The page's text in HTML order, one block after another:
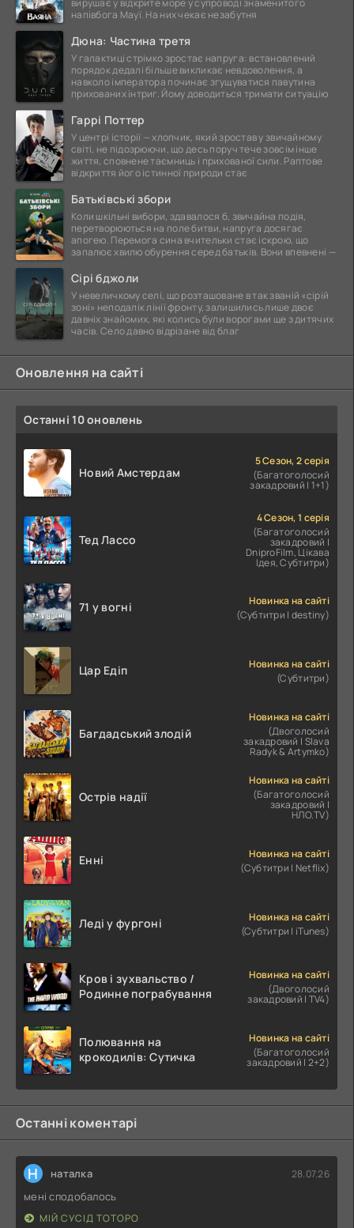
вирушає у відкрите море у супроводі знаменитого
напівбога Мауї. На них чекає незабутня
Дюна: Частина третя
У галактиці стрімко зростає напруга: встановлений
порядок дедалі більше викликає невдоволення, а
навколо імператора починає згущуватися павутина
прихованих інтриг. Йому доводиться тримати ситуацію
Гаррі Поттер
У центрі історії — хлопчик, який зростав у звичайному
світі, не підозрюючи, що десь поруч тече зовсім інше
життя, сповнене таємниць і прихованої сили. Раптове
відкриття його істинної природи стає
Батьківські збори
Коли шкільні вибори, здавалося б, звичайна подія,
перетворюються на поле битви, напруга досягає
апогею. Перемога сина вчительки стає іскрою, що
запалює хвилю обурення серед батьків. Вони впевнені —
Сірі бджоли
У невеличкому селі, що розташоване в так званій «сірій
зоні» неподалік лінії фронту, залишились лише двоє
давніх знайомих, які колись були ворогами ще з дитячих
часів. Село давно відрізане від благ
Оновлення на сайті
Останні 10 оновлень
Новий Амстердам
5 Сезон, 2 серія
(Багатоголосий
закадровий | 1+1)
Тед Лассо
4 Сезон, 1 серія
(Багатоголосий
закадровий |
DniproFilm, Цікава
Ідея, Субтитри)
71 у вогні
Новинка на сайті
(Субтитри | destiny)
Цар Едіп
Новинка на сайті
(Субтитри)
Багдадський злодій
Новинка на сайті
(Двоголосий
закадровий | Slava
Radyk & Artymko)
Острів надії
Новинка на сайті
(Багатоголосий
закадровий |
НЛО.TV)
Енні
Новинка на сайті
(Субтитри | Netflix)
Леді у фургоні
Новинка на сайті
(Субтитри | iTunes)
Кров і зухвальство /
Родинне пограбування
Новинка на сайті
(Двоголосий
закадровий | TV4)
Полювання на
крокодилів: Сутичка
Новинка на сайті
(Багатоголосий
закадровий | 2+2)
Останні коментарі
Н наталка 28.07.26
мені сподобалось
МІЙ СУСІД ТОТОРО